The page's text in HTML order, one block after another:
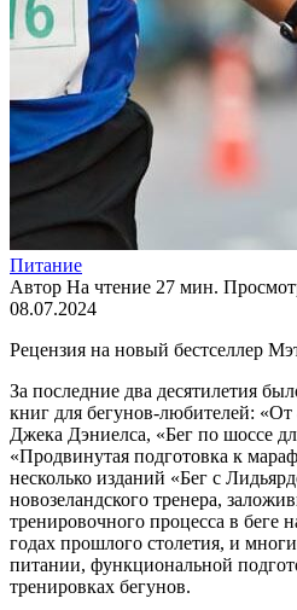
Питание
Автор На чтение 27 мин.
08.07.2024
Рецензия на новый бестселлер
За последние два десятилетия
книг для бегунов-любителей:
Джека Дэниелса, «Бег по шоссе
«Продвинутая подготовка к
несколько изданий «Бег с
новозеландского тренера,
тренировочного процесса в беге
годах прошлого столетия, и
питании, функциональной
тренировках бегунов.